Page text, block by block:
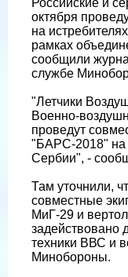
Российские и
октября
на
рамках
сообщили
службе
"Летчики
Военно-
проведут
"БАРС-2018" на
Сербии", -
Там уточнили,
совместные
МиГ-29 и
задействовано
техники ВВС и
Минобороны.